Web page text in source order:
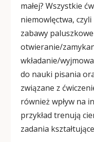
małej? Wszystkie
niemowlęctwa,
zabawy
otwieranie/
wkładanie/
do nauki pisania
związane z
również wpływ na
przykład trenują
zadania